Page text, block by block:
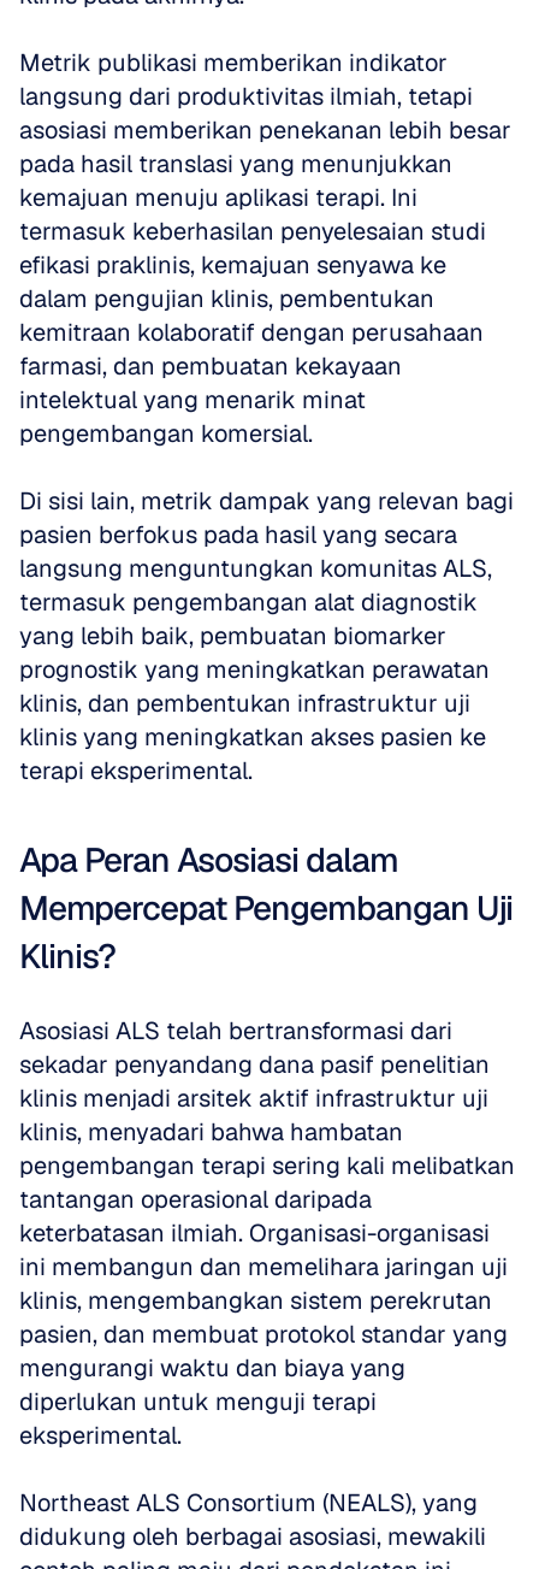
Metrik publikasi memberikan indikator
langsung dari produktivitas ilmiah, tetapi
asosiasi memberikan penekanan lebih besar
pada hasil translasi yang menunjukkan
kemajuan menuju aplikasi terapi. Ini
termasuk keberhasilan penyelesaian studi
efikasi praklinis, kemajuan senyawa ke
dalam pengujian klinis, pembentukan
kemitraan kolaboratif dengan perusahaan
farmasi, dan pembuatan kekayaan
intelektual yang menarik minat
pengembangan komersial.
Di sisi lain, metrik dampak yang relevan bagi
pasien berfokus pada hasil yang secara
langsung menguntungkan komunitas ALS,
termasuk pengembangan alat diagnostik
yang lebih baik, pembuatan biomarker
prognostik yang meningkatkan perawatan
klinis, dan pembentukan infrastruktur uji
klinis yang meningkatkan akses pasien ke
terapi eksperimental.
Apa Peran Asosiasi dalam
Mempercepat Pengembangan Uji
Klinis?
Asosiasi ALS telah bertransformasi dari
sekadar penyandang dana pasif penelitian
klinis menjadi arsitek aktif infrastruktur uji
klinis, menyadari bahwa hambatan
pengembangan terapi sering kali melibatkan
tantangan operasional daripada
keterbatasan ilmiah. Organisasi-organisasi
ini membangun dan memelihara jaringan uji
klinis, mengembangkan sistem perekrutan
pasien, dan membuat protokol standar yang
mengurangi waktu dan biaya yang
diperlukan untuk menguji terapi
eksperimental.
Northeast ALS Consortium (NEALS), yang
didukung oleh berbagai asosiasi, mewakili